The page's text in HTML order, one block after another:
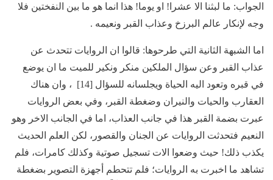
الجواب: ما لبثنا الا عشرا! او يوما! هذا انما هو ما بين النفختين فلا
وجه لإنكار عالم البرزخ وعذاب القبر ونعيمه .
اما الشبهة الثانية التي طرحوها: قالوا ان الروايات تتحدث عن
عذاب القبر وعن سؤال الملكين منكر ونكير للميت ما ان يوضع
في قبره وتعود اليه الحياة ويجلسانه للسؤال [14] ، وان هناك
العقارب والحيات والنيران وضغطة القبر، وفي بعض الروايات
عبرت بضمة القبر هذا في جانب العذاب، اما في الجانب الاخر وهو
النعيم فتحدثت الروايات عن الجنان والقصور، لكن العلم الحديث
يكذب ذلك! حيث وضعوا الات تسجيل صوتية وكذلك كامرات، فلم
تشاهد ما اخبرت به الروايات؛ فلم تتحطم أجهزة التصوير بضغطة